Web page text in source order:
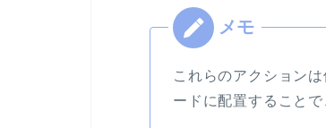
これらのアクション
ードに配置すること